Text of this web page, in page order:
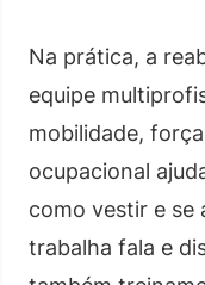
Na prática, a
equipe
mobilidade,
ocupacional
como vestir e se
trabalha fala e